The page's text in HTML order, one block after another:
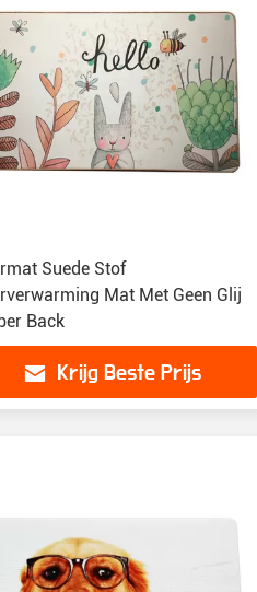
Suede Stof
Mat Met Geen Glij
Back
Krijg Beste Prijs